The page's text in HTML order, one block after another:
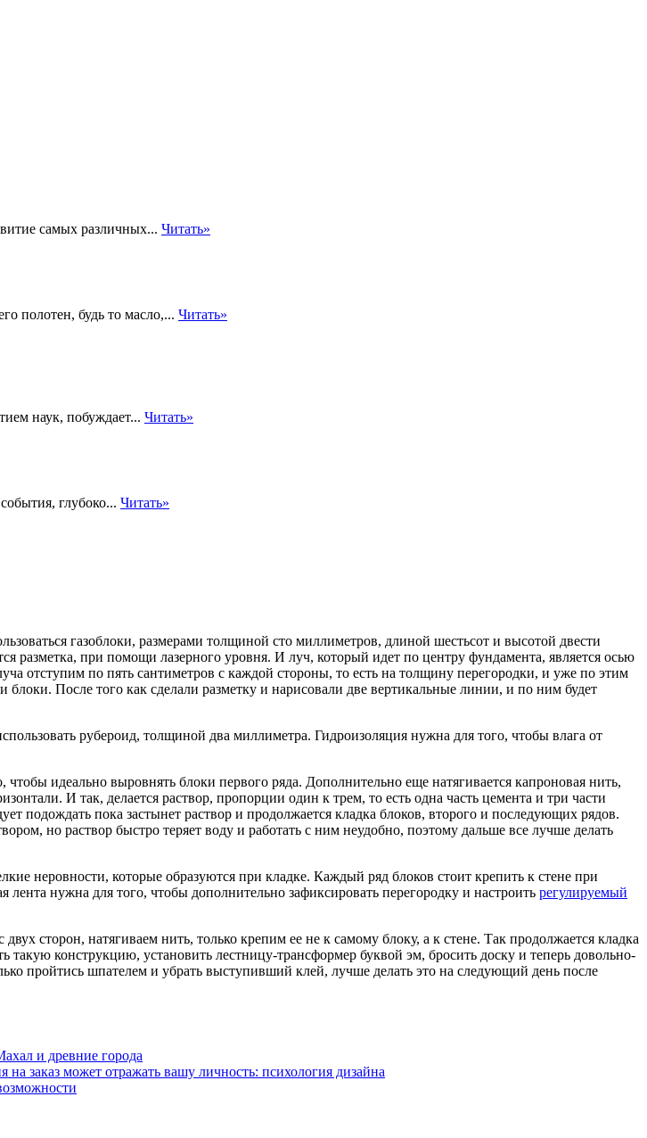
самых различных... Читать»
полотен, будь то масло,... Читать»
наук, побуждает... Читать»
глубоко... Читать»
газоблоки, размерами толщиной сто миллиметров, длиной шестьсот и высотой двести
разметка, при помощи лазерного уровня. И луч, который идет по центру фундамента, является осью
отступим по пять сантиметров с каждой стороны, то есть на толщину перегородки, и уже по этим
После того как сделали разметку и нарисовали две вертикальные линии, и по ним будет
рубероид, толщиной два миллиметра. Гидроизоляция нужна для того, чтобы влага от
идеально выровнять блоки первого ряда. Дополнительно еще натягивается капроновая нить,
И так, делается раствор, пропорции один к трем, то есть одна часть цемента и три части
подождать пока застынет раствор и продолжается кладка блоков, второго и последующих рядов.
но раствор быстро теряет воду и работать с ним неудобно, поэтому дальше все лучше делать
неровности, которые образуются при кладке. Каждый ряд блоков стоит крепить к стене при
нужна для того, чтобы дополнительно зафиксировать перегородку и настроить регулируемый
сторон, натягиваем нить, только крепим ее не к самому блоку, а к стене. Так продолжается кладка
конструкцию, установить лестницу-трансформер буквой эм, бросить доску и теперь довольно-
пройтись шпателем и убрать выступивший клей, лучше делать это на следующий день после
и древние города
на заказ может отражать вашу личность: психология дизайна